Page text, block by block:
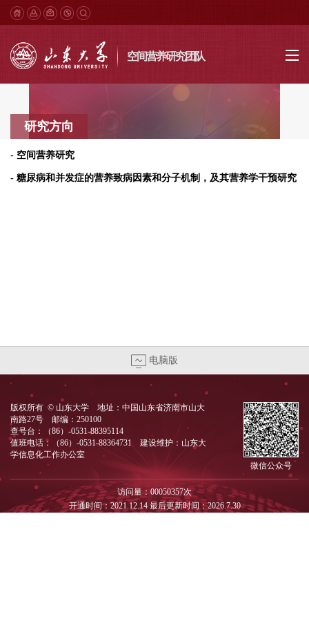
空间营养研究团队
研究方向
- 空间营养研究
- 糖尿病和并发症的营养致病因素和分子机制，及其营养学干预研究
电脑版
版权所有 © 山东大学 地址：中国山东省济南市山大
南路27号 邮编：250100
查号台：（86）-0531-88395114
值班电话：（86）-0531-88364731 建设维护：山东大
学信息化工作办公室
微信公众号
访问量：00050357次
开通时间：2021.12.14 最后更新时间：2026.7.30